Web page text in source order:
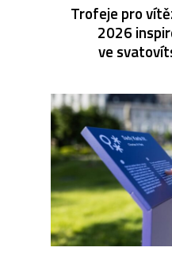
Trofeje pro
2026
ve